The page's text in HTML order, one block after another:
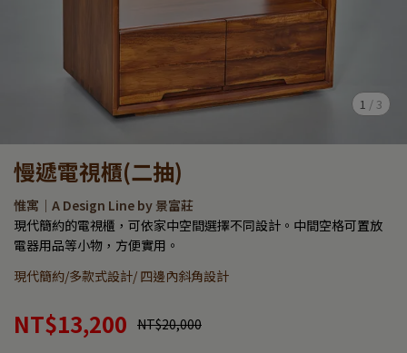
1 / 3
慢遞電視櫃(二抽)
惟寓｜A Design Line by 景富莊
現代簡約的電視櫃，可依家中空間選擇不同設計。中間空格可置放
電器用品等小物，方便實用。
現代簡約/多款式設計/ 四邊內斜角設計
NT$13,200 NT$20,000